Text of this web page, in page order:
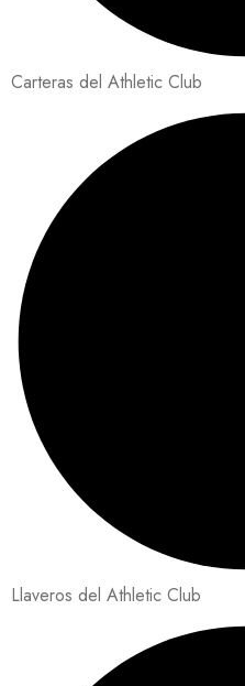
Carteras del Athletic Club
Llaveros del Athletic Club